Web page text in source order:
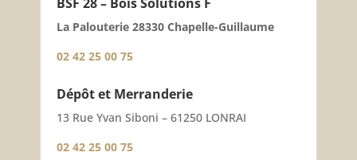
La Palouterie 28330 Chapelle-Guillaume
02 42 25 00 75
Dépôt et Merranderie
13 Rue Yvan Siboni – 61250 LONRAI
02 42 25 00 75